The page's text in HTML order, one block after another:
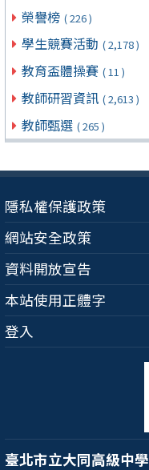
榮譽榜 ( 226 )
學生競賽活動 ( 2,178 )
教育盃體操賽 ( 11 )
教師研習資訊 ( 2,613 )
教師甄選 ( 265 )
隱私權保護政策
網站安全政策
資料開放宣告
本站使用正體字
登入
臺北市立大同高級中學